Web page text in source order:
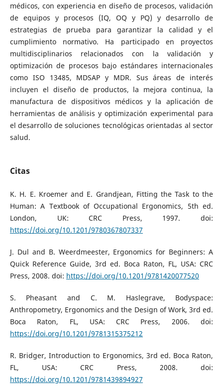
médicos, con experiencia en diseño de procesos, validación
de equipos y procesos (IQ, OQ y PQ) y desarrollo de
estrategias de prueba para garantizar la calidad y el
cumplimiento normativo. Ha participado en proyectos
multidisciplinarios relacionados con la validación y
optimización de procesos bajo estándares internacionales
como ISO 13485, MDSAP y MDR. Sus áreas de interés
incluyen el diseño de productos, la mejora continua, la
manufactura de dispositivos médicos y la aplicación de
herramientas de análisis y optimización experimental para
el desarrollo de soluciones tecnológicas orientadas al sector
salud.
Citas
K. H. E. Kroemer and E. Grandjean, Fitting the Task to the
Human: A Textbook of Occupational Ergonomics, 5th ed.
London, UK: CRC Press, 1997. doi:
https://doi.org/10.1201/9780367807337
J. Dul and B. Weerdmeester, Ergonomics for Beginners: A
Quick Reference Guide, 3rd ed. Boca Raton, FL, USA: CRC
Press, 2008. doi: https://doi.org/10.1201/9781420077520
S. Pheasant and C. M. Haslegrave, Bodyspace:
Anthropometry, Ergonomics and the Design of Work, 3rd ed.
Boca Raton, FL, USA: CRC Press, 2006. doi:
https://doi.org/10.1201/9781315375212
R. Bridger, Introduction to Ergonomics, 3rd ed. Boca Raton,
FL, USA: CRC Press, 2008. doi:
https://doi.org/10.1201/9781439894927